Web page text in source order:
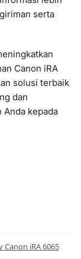
serta
Canon iRA
solusi terbaik
dan
Anda kepada
iRA 6065